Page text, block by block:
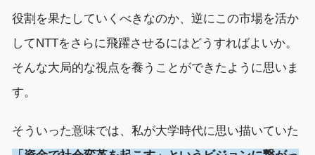
役割を果たしていくべきなのか、逆にこの市場を活か
してNTTをさらに飛躍させるにはどうすればよいか。
そんな大局的な視点を養うことができたように思いま
す。
そういった意味では、私が大学時代に思い描いていた